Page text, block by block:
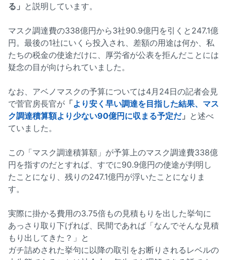
る」 と説明しています。
マスク調達費の338億円から3社90.9億円を引くと247.1億
円。最後の1社にいくら投入され、差額の用途は何か、私
たちの税金の使途だけに、厚労省が公表を拒んだことには
疑念の目が向けられていました。
なお、アベノマスクの予算については4月24日の記者会見
で菅官房長官が 「より安く早い調達を目指した結果、マス
ク調達積算額より少ない90億円に収まる予定だ」 と述べ
ていました。
この「マスク調達積算額」が予算上のマスク調達費338億
円を指すのだとすれば、すでに90.9億円の使途が判明し
たことになり、残りの247.1億円が浮いたことになりま
す。
実際に掛かる費用の3.75倍もの見積もりを出した挙句に
あっさり取り下げれば、民間であれば「なんでそんな見積
もり出してきた？」と
ガチ詰めされた挙句に以降の取引をお断りされるレベルの